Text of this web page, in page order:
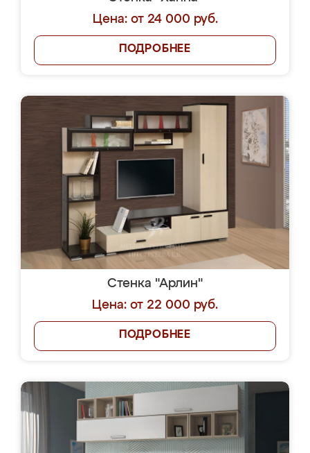
Цена: от 24 000 руб.
ПОДРОБНЕЕ
Стенка "Арлин"
Цена: от 22 000 руб.
ПОДРОБНЕЕ